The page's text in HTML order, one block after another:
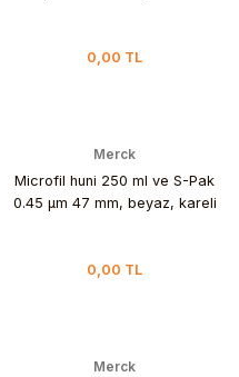
0,00 TL
Merck
Microfil huni 250 ml ve S-Pak
0.45 µm 47 mm, beyaz, kareli
0,00 TL
Merck